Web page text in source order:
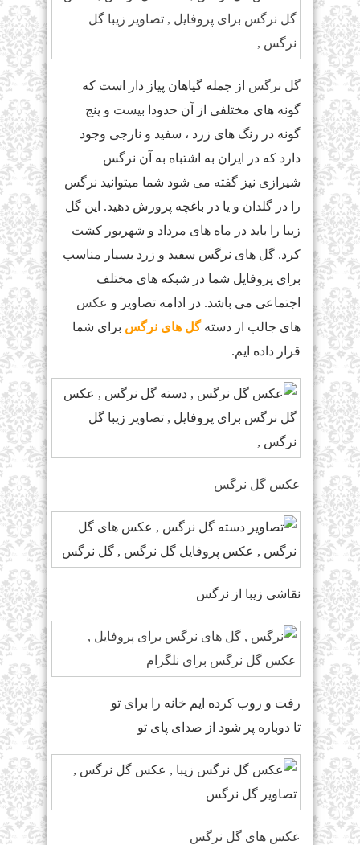
گل نرگس از جمله گیاهان پیاز دار است که
گونه های مختلفی از آن حدودا بیست و پنج
گونه در رنگ های زرد ، سفید و نارجی وجود
دارد که در ایران به اشتباه به آن نرگس
شیرازی نیز گفته می شود شما میتوانید نرگس
را در گلدان و یا در باغچه پرورش دهید. این گل
زیبا را باید در ماه های مرداد و شهریور کشت
کرد. گل های نرگس سفید و زرد بسیار مناسب
برای پروفایل شما در شبکه های مختلف
اجتماعی می باشد. در ادامه تصاویر و عکس
های جالب از دستهگل های نرگس برای شما
قرار داده ایم.
عکس گل نرگس
نقاشی زیبا از نرگس
رفت و روب کرده ایم خانه را برای تو
تا دوباره پر شود از صدای پای تو
عکس های گل نرگس